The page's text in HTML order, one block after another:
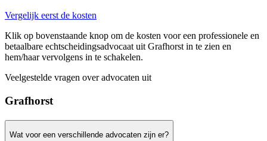
Vergelijk eerst de kosten
Klik op bovenstaande knop om de kosten voor een professionele en
betaalbare echtscheidingsadvocaat uit Grafhorst in te zien en
hem/haar vervolgens in te schakelen.
Veelgestelde vragen over advocaten uit
Grafhorst
Wat voor een verschillende advocaten zijn er?